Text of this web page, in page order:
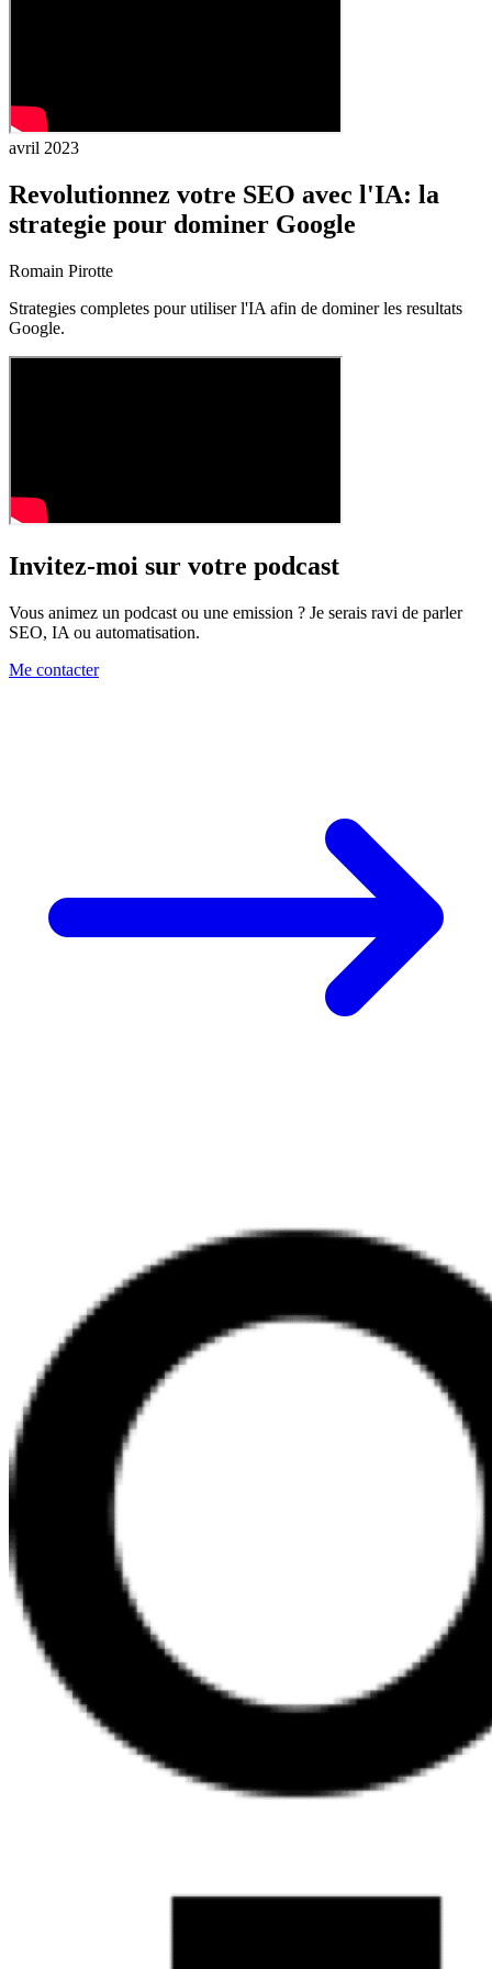
avril 2023
Revolutionnez votre SEO avec l'IA: la
strategie pour dominer Google
Romain Pirotte
Strategies completes pour utiliser l'IA afin de dominer les resultats
Google.
Invitez-moi sur votre podcast
Vous animez un podcast ou une emission ? Je serais ravi de parler
SEO, IA ou automatisation.
Me contacter